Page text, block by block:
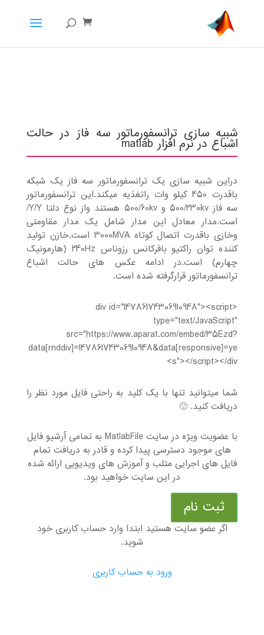
شبیه سازی ترانسفورماتور سه فاز در حالت
اشباع در نرم افزار matlab
دراین شبیه سازی یک ترانسفورماتور سه فاز یک شبکه
باقدرت 450 کیلو وات راتغذیه میکند.این ترانسفورماتور
سه فاز 500/230kv و 500/60kv هستند واز نوع دلتا Y/Y/
است.مدار معادل این مدار شامل یک مدار مقاومتی
وخازی باقدرت اتصال کوتاه 3000MVA است.خازن تولید
کننده توان راکتیو بافرکانس رزوناس 240Hz (هارمونیک
چهارم) است.در ادامه عکس های حالت اشباع
ترانسفورماتور قرارگرفته شده است.
<div id="14786174306910948"><script
type="text/JavaScript"
src="https://www.aparat.com/embed/35Ezd?
data[rnddiv]=14786174306910948&data[responsive]=ye
s"></script></div>
شما میتوانید تنها با یک کلید به راحتی فایل مورد نظر را
دریافت کنید. 🙂
با عضویت ویژه در سایت MatlabFile به تمامی آرشیو فایل
های موجود دسترسی پیدا کرده و قادر به دریافت تمام
فایل های اجرایی متلب و آموزش های ویدیویی ارائه شده
در این سایت خواهید بود.
ثبت نام
اگر عضو سایت هستید ابتدا وارد حساب کاربری خود
شوید.
ورود به حساب کاربری